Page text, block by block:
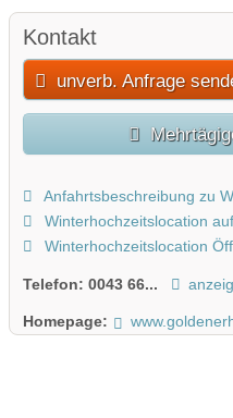
sorgt für ein traumhaftes
eine unvergessliche Feier
und das hauseigene Catering
Feierlichkeiten außerhalb des
Kontakt
unverb. Anfrage
Anfahrtsbeschreibung zu
Winterhochzeitslocation
Winterhochzeitslocation
Telefon: 0043 66...
Homepage: